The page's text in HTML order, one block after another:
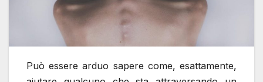
Può essere arduo sapere come, esattamente,